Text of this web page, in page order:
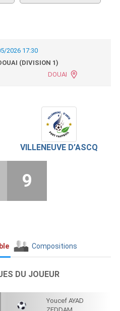
2026 17:30
(DIVISION 1)
DOUAI
VILLENEUVE D’ASCQ
9
Compositions
DU JOUEUR
Youcef AYAD